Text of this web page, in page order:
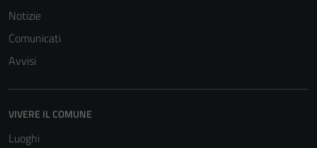
Notizie
Comunicati
Avvisi
VIVERE IL COMUNE
Luoghi